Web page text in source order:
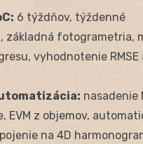
6 týždňov, týždenné
základná fotogrametria,
vyhodnotenie RMSE
nasadenie
EVM z objemov,
na 4D